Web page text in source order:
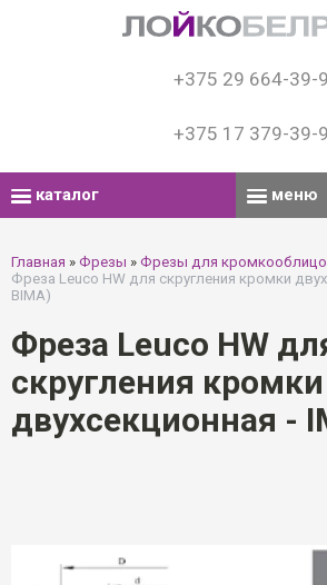
+375 29 664-39-
+375 17 379-39-
каталог меню
Главная » Фрезы » Фрезы для
Фреза Leuco HW для скругления кромки
BIMA)
Фреза Leuco HW
скругления кромки
двухсекционная -